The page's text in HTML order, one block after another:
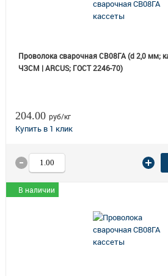
Проволока сварочная СВ08ГА (d 2,0 мм;
ЧЗСМ | ARCUS; ГОСТ 2246-70)
204.00 руб/кг
В наличии